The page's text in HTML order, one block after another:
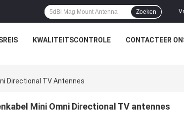
Zoeken
KWALITEITSCONTROLE CONTACTEER
Directional TV Antennes
Mini Omni Directional TV antennes